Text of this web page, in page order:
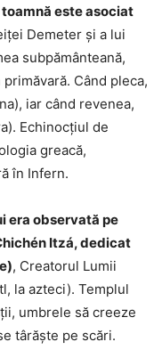
este asociat
Demeter şi a lui
subpământeană,
primăvară. Când pleca,
iar când revenea,
Echinocțiul de
greacă,
în Infern.
era observată pe
Itzá, dedicat
, Creatorul Lumii
la azteci). Templul
umbrele să creeze
târăște pe scări.